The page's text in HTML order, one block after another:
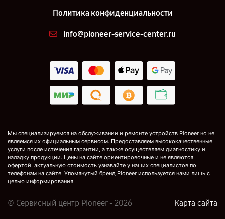
Политика конфиденциальности
info@pioneer-service-center.ru
Мы специализируемся на обслуживании и ремонте устройств Pioneer но не
являемся их официальным сервисом. Предоставляем высококачественные
услуги после истечения гарантии, а также осуществляем диагностику и
наладку продукции. Цены на сайте ориентировочные и не являются
офертой, актуальную стоимость узнавайте у наших специалистов по
телефонам на сайте. Упомянутый бренд Pioneer используется нами лишь с
целью информирования.
© Сервисный центр Pioneer - 2026 Карта сайта